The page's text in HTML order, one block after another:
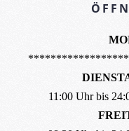
11:00 Uhr bis